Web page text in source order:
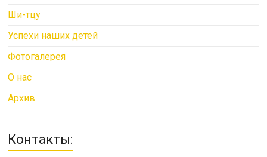
Ши-тцу
Успехи наших детей
Фотогалерея
О нас
Архив
Контакты: